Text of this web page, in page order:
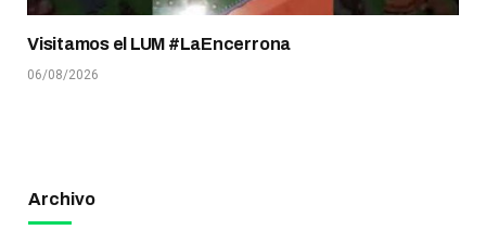
Visitamos el LUM #LaEncerrona
06/08/2026
Archivo